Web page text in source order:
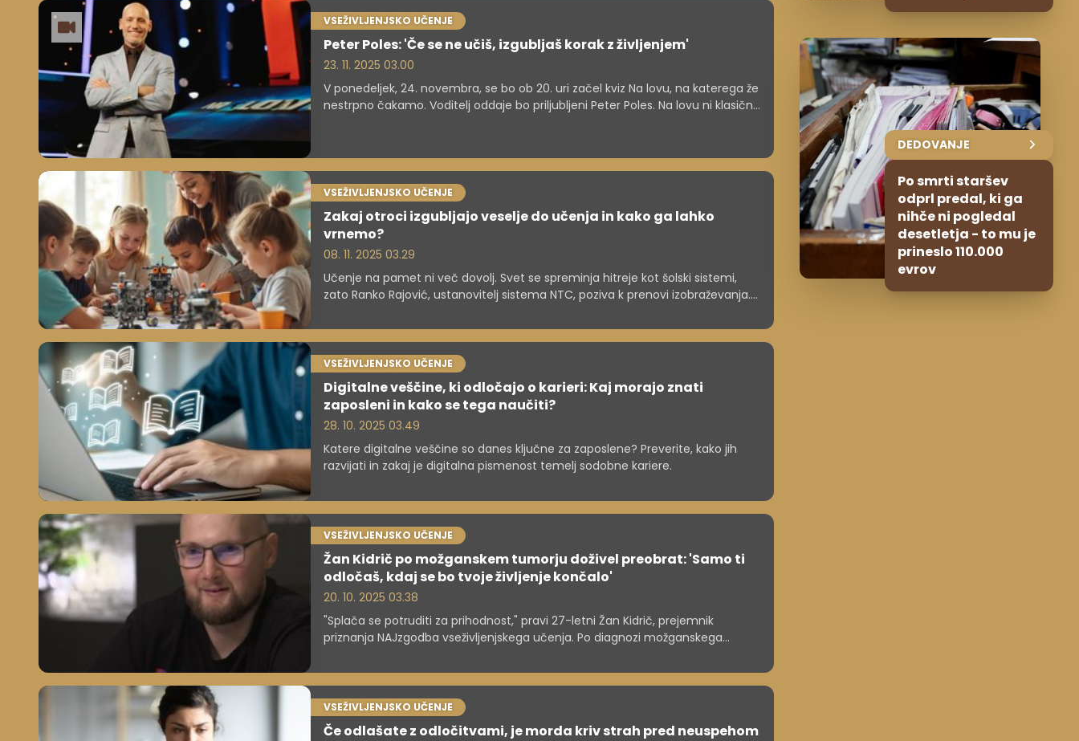
VSEŽIVLJENJSKO UČENJE
Peter Poles: 'Če se ne učiš, izgubljaš korak z življenjem'
23. 11. 2025 03.00
V ponedeljek, 24. novembra, se bo ob 20. uri začel kviz Na lovu, na katerega že
nestrpno čakamo. Voditelj oddaje bo priljubljeni Peter Poles. Na lovu ni klasični
pomenu nenehnega širjenja znanja in radovednosti.
VSEŽIVLJENJSKO UČENJE
Zakaj otroci izgubljajo veselje do učenja in kako ga lahko
vrnemo?
08. 11. 2025 03.29
Učenje na pamet ni več dovolj. Svet se spreminja hitreje kot šolski sistemi,
zato Ranko Rajović, ustanovitelj sistema NTC, poziva k prenovi izobraževanja.
pomembno in kako lahko šole sledijo najboljšim praksam iz sveta?
VSEŽIVLJENJSKO UČENJE
Digitalne veščine, ki odločajo o karieri: Kaj morajo znati
zaposleni in kako se tega naučiti?
28. 10. 2025 03.49
Katere digitalne veščine so danes ključne za zaposlene? Preverite, kako jih
razvijati in zakaj je digitalna pismenost temelj sodobne kariere.
VSEŽIVLJENJSKO UČENJE
Žan Kidrič po možganskem tumorju doživel preobrat: 'Samo ti
odločaš, kdaj se bo tvoje življenje končalo'
20. 10. 2025 03.38
"Splača se potruditi za prihodnost," pravi 27-letni Žan Kidrič, prejemnik
priznanja NAJzgodba vseživljenjskega učenja. Po diagnozi možganskega
življenjski načrt z jasnimi cilji – izobrazba, kariera, družina in vse drugo lepo, kar
življenje prinaša.
VSEŽIVLJENJSKO UČENJE
Če odlašate z odločitvami, je morda kriv strah pred neuspehom
DEDOVANJE
Po smrti staršev
odprl predal, ki ga
nihče ni pogledal
desetletja - to mu je
prineslo 110.000
evrov